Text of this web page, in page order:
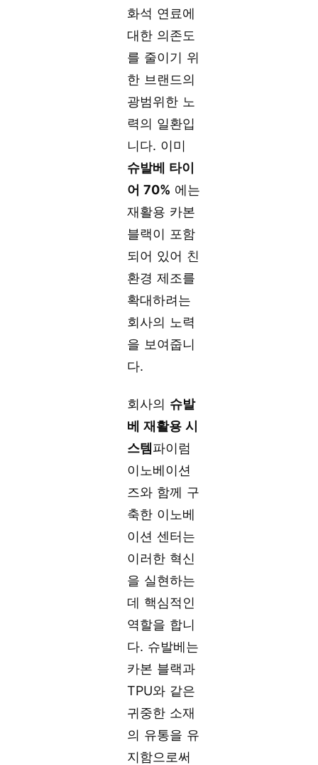
화석 연료에
대한 의존도
를 줄이기 위
한 브랜드의
광범위한 노
력의 일환입
니다. 이미
슈발베 타이
어 70% 에는
재활용 카본
블랙이 포함
되어 있어 친
환경 제조를
확대하려는
회사의 노력
을 보여줍니
다.
회사의 슈발
베 재활용 시
스템파이럼
이노베이션
즈와 함께 구
축한 이노베
이션 센터는
이러한 혁신
을 실현하는
데 핵심적인
역할을 합니
다. 슈발베는
카본 블랙과
TPU와 같은
귀중한 소재
의 유통을 유
지함으로써